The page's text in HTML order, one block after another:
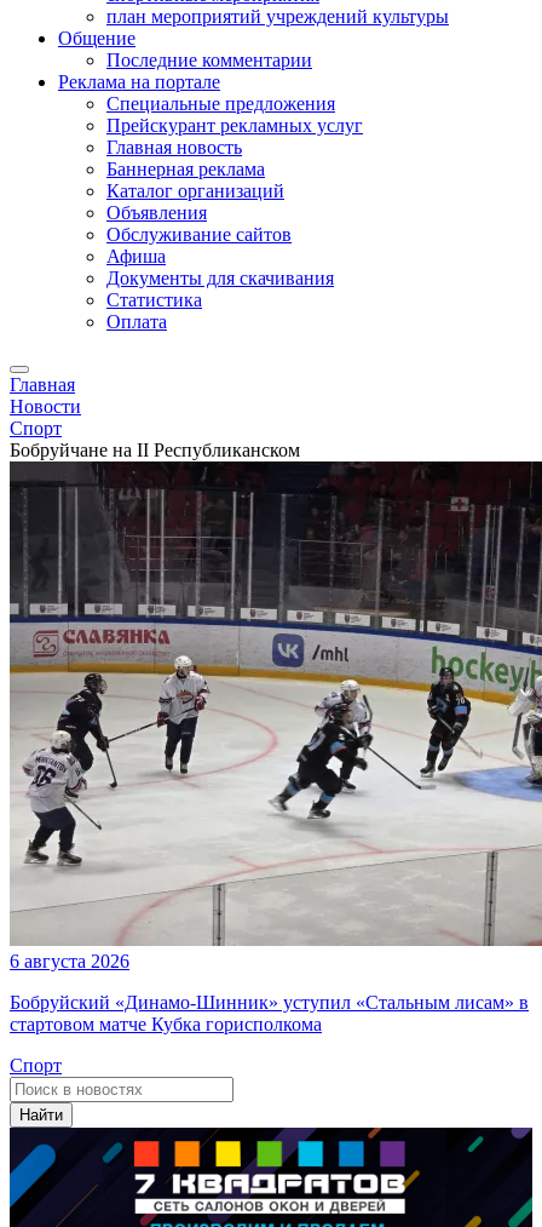
план мероприятий учреждений культуры
Общение
Последние комментарии
Реклама на портале
Специальные предложения
Прейскурант рекламных услуг
Главная новость
Баннерная реклама
Каталог организаций
Объявления
Обслуживание сайтов
Афиша
Документы для скачивания
Статистика
Оплата
Главная
Новости
Спорт
Бобруйчане на II Республиканском
6 августа 2026
Бобруйский «Динамо-Шинник» уступил «Стальным лисам» в
стартовом матче Кубка горисполкома
Спорт
Найти